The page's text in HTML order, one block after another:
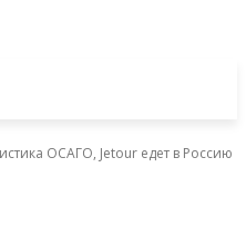
ОСАГО, Jetour едет в Россию